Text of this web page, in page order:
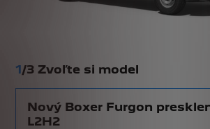
1/3 Zvoľte si model
Nový Boxer Furgon
L2H2